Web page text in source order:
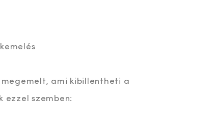
megemelt, ami kibillentheti a
szemben: